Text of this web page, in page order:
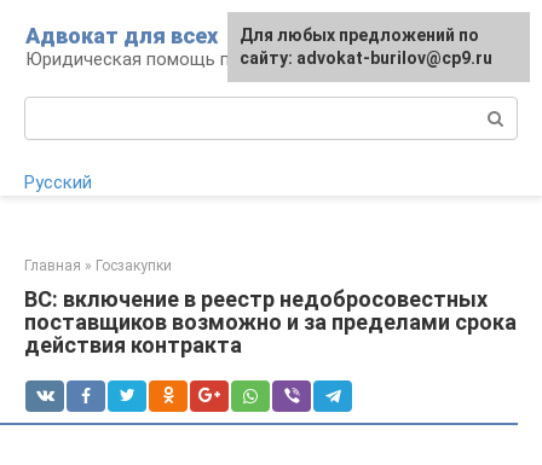
контенту
Адвокат для всех
Юридическая помощь по любому вопросу
Русский
Главная » Госзакупки
ВС: включение в реестр недобросовестных
поставщиков возможно и за пределами срока
действия контракта
Для любых предложений по
сайту: advokat-burilov@cp9.ru